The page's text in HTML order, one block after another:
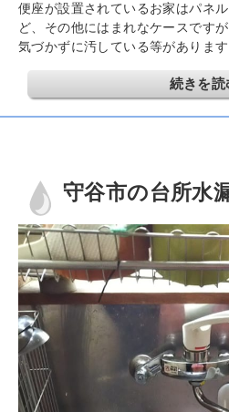
便座が設置されているお家はパネ
ど、その他にはまれなケースです
気づかずに汚している等があります
続きを読
守谷市の台所水